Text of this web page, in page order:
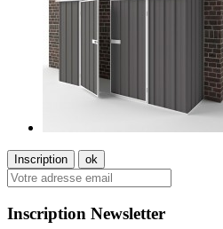
Inscription Newsletter